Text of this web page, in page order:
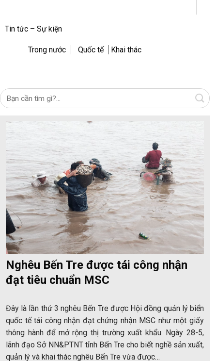
Tin tức – Sự kiện
Trong nước Quốc tế Khai thác
Nghêu Bến Tre được tái công nhận
đạt tiêu chuẩn MSC
Đây là lần thứ 3 nghêu Bến Tre được Hội đồng quản lý biển
quốc tế tái công nhận đạt chứng nhận MSC như một giấy
thông hành để mở rộng thị trường xuất khẩu. Ngày 28-5,
lãnh đạo Sở NN&PTNT tỉnh Bến Tre cho biết nghề sản xuất,
quản lý và khai thác nghêu Bến Tre vừa được…